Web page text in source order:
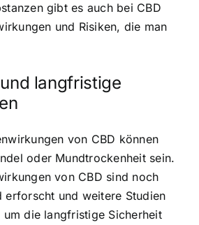
gibt es auch bei CBD
und Risiken, die man
langfristige
von CBD können
oder Mundtrockenheit sein.
von CBD sind noch
erforscht und weitere Studien
die langfristige Sicherheit